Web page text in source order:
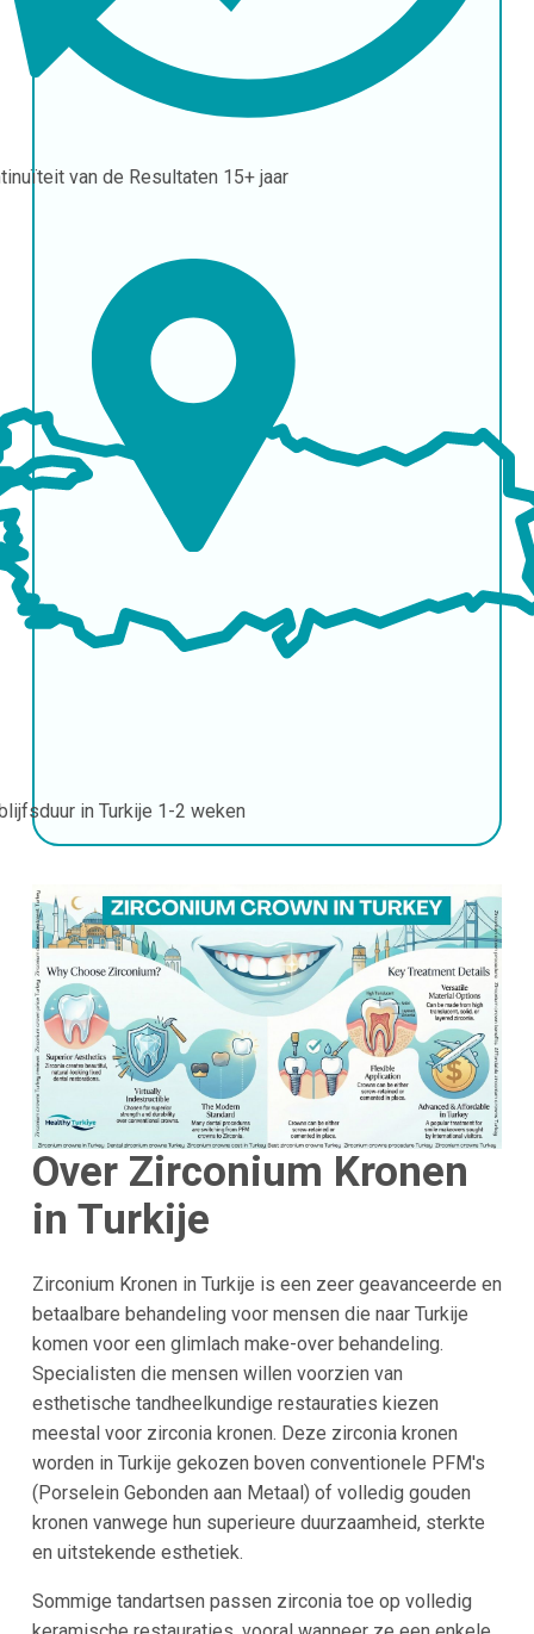
van de Resultaten 15+ jaar
in Turkije 1-2 weken
Over Zirconium Kronen
in Turkije
Zirconium Kronen in Turkije is een zeer geavanceerde en
betaalbare behandeling voor mensen die naar Turkije
komen voor een glimlach make-over behandeling.
Specialisten die mensen willen voorzien van
esthetische tandheelkundige restauraties kiezen
meestal voor zirconia kronen. Deze zirconia kronen
worden in Turkije gekozen boven conventionele PFM's
(Porselein Gebonden aan Metaal) of volledig gouden
kronen vanwege hun superieure duurzaamheid, sterkte
en uitstekende esthetiek.
Sommige tandartsen passen zirconia toe op volledig